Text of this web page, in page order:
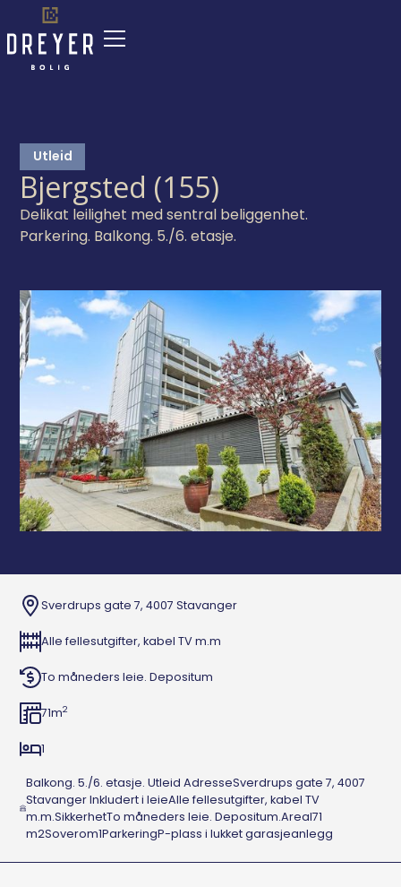
Utleid
Bjergsted (155)
Delikat leilighet med sentral beliggenhet.
Parkering. Balkong. 5./6. etasje.
Sverdrups gate 7, 4007 Stavanger
Alle fellesutgifter, kabel TV m.m
To måneders leie. Depositum
71m2
1
Balkong. 5./6. etasje. Utleid AdresseSverdrups gate 7, 4007
Stavanger Inkludert i leieAlle fellesutgifter, kabel TV
m.m.SikkerhetTo måneders leie. Depositum.Areal71
m2Soverom1ParkeringP-plass i lukket garasjeanlegg